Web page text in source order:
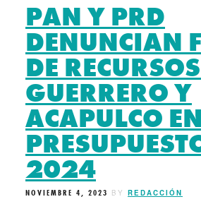
PAN Y PRD
DENUNCIAN
DE
GUERRERO Y
ACAPULCO
2024
NOVIEMBRE 4, 2023 BY REDACCIÓN